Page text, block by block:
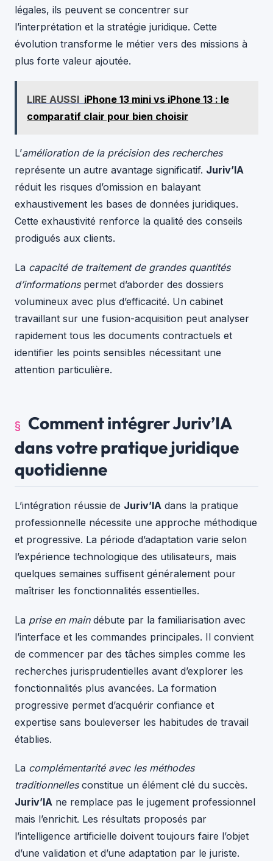
légales, ils peuvent se concentrer sur
l’interprétation et la stratégie juridique. Cette
évolution transforme le métier vers des missions à
plus forte valeur ajoutée.
LIRE AUSSI iPhone 13 mini vs iPhone 13 : le
comparatif clair pour bien choisir
L’amélioration de la précision des recherches
représente un autre avantage significatif. Juriv’IA
réduit les risques d’omission en balayant
exhaustivement les bases de données juridiques.
Cette exhaustivité renforce la qualité des conseils
prodigués aux clients.
La capacité de traitement de grandes quantités
d’informationspermet d’aborder des dossiers
volumineux avec plus d’efficacité. Un cabinet
travaillant sur une fusion-acquisition peut analyser
rapidement tous les documents contractuels et
identifier les points sensibles nécessitant une
attention particulière.
Comment intégrer Juriv’IA
dans votre pratique juridique
quotidienne
L’intégration réussie de Juriv’IA dans la pratique
professionnelle nécessite une approche méthodique
et progressive. La période d’adaptation varie selon
l’expérience technologique des utilisateurs, mais
quelques semaines suffisent généralement pour
maîtriser les fonctionnalités essentielles.
La prise en maindébute par la familiarisation avec
l’interface et les commandes principales. Il convient
de commencer par des tâches simples comme les
recherches jurisprudentielles avant d’explorer les
fonctionnalités plus avancées. La formation
progressive permet d’acquérir confiance et
expertise sans bouleverser les habitudes de travail
établies.
La complémentarité avec les méthodes
traditionnellesconstitue un élément clé du succès.
Juriv’IA ne remplace pas le jugement professionnel
mais l’enrichit. Les résultats proposés par
l’intelligence artificielle doivent toujours faire l’objet
d’une validation et d’une adaptation par le juriste.